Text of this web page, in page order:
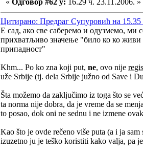
Цитирано: Предраг Супуровић на 15.35
Е сад, ако све саберемо и одузмемо, ми
прихватљиво значење "било ко ко живи
припадност"
Khm... Po ko zna koji put, ne, ovo nije
uže Srbije (tj. dela Srbije južno od Save i
Šta možemo da zaključimo iz toga što se
ta norma nije dobra, da je vreme da se
to posao, dok oni ne sednu i ne izmene
Kao što je ovde rečeno više puta (a i ja
izuzetno ju je teško koristiti kako valja, pa